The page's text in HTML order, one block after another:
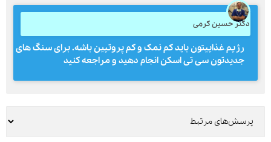
دکتر حسین کرمی
رژیم غذاییتون باید کم نمک و کم پروتیین باشه. برای سنگ های
جدیدتون سی تی اسکن انجام دهید و مراجعه کنید